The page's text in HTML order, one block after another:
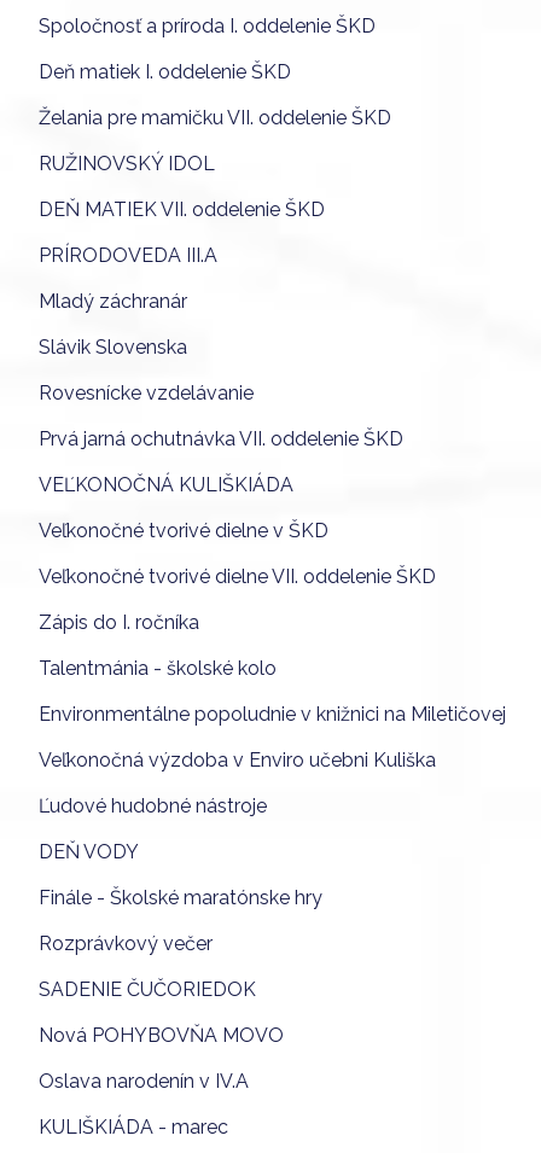
Spoločnosť a príroda I. oddelenie ŠKD
Deň matiek I. oddelenie ŠKD
Želania pre mamičku VII. oddelenie ŠKD
RUŽINOVSKÝ IDOL
DEŇ MATIEK VII. oddelenie ŠKD
PRÍRODOVEDA III.A
Mladý záchranár
Slávik Slovenska
Rovesnícke vzdelávanie
Prvá jarná ochutnávka VII. oddelenie ŠKD
VEĽKONOČNÁ KULIŠKIÁDA
Veľkonočné tvorivé dielne v ŠKD
Veľkonočné tvorivé dielne VII. oddelenie ŠKD
Zápis do I. ročníka
Talentmánia - školské kolo
Environmentálne popoludnie v knižnici na Miletičovej
Veľkonočná výzdoba v Enviro učebni Kuliška
Ľudové hudobné nástroje
DEŇ VODY
Finále - Školské maratónske hry
Rozprávkový večer
SADENIE ČUČORIEDOK
Nová POHYBOVŇA MOVO
Oslava narodenín v IV.A
KULIŠKIÁDA - marec